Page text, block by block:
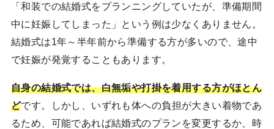
「和装での結婚式をプランニングしていたが、準備期間
中に妊娠してしまった」という例は少なくありません。
結婚式は1年～半年前から準備する方が多いので、途中
で妊娠が発覚することもあります。
自身の結婚式では、白無垢や打掛を着用する方がほとん
どです。しかし、いずれも体への負担が大きい着物であ
るため、可能であれば結婚式のプランを変更するか、時